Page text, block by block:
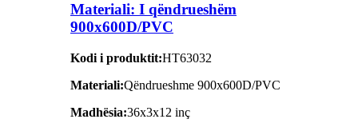
Materiali: I qëndrueshëm
900x600D/PVC
Kodi i produktit:HT63032
Materiali:Qëndrueshme 900x600D/PVC
Madhësia:36x3x12 inç